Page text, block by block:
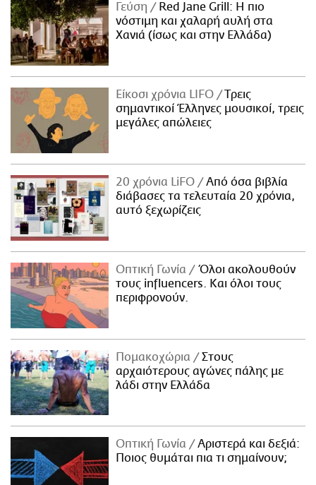
Γεύση
Red Jane Grill: Η πιο
νόστιμη και χαλαρή αυλή στα
Χανιά (ίσως και στην Ελλάδα)
Είκοσι χρόνια LIFO
Tρεις
σημαντικοί Έλληνες μουσικοί, τρεις
μεγάλες απώλειες
20 χρόνια LiFO
Από όσα βιβλία
διάβασες τα τελευταία 20 χρόνια,
αυτό ξεχωρίζεις
Οπτική Γωνία
Όλοι ακολουθούν
τους influencers. Και όλοι τους
περιφρονούν.
Πομακοχώρια
Στους
αρχαιότερους αγώνες πάλης με
λάδι στην Ελλάδα
Οπτική Γωνία
Αριστερά και δεξιά:
Ποιος θυμάται πια τι σημαίνουν;